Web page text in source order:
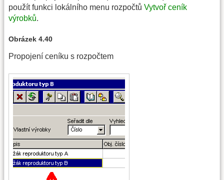
použít funkci lokálního menu rozpočtů Vytvoř ceník
výrobků.
Obrázek 4.40
Propojení ceníku s rozpočtem